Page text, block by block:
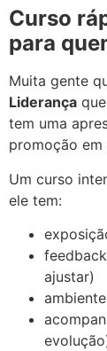
Curso
para
Muita gente
Liderança
tem uma
promoção em
Um curso
ele tem:
ajustar)